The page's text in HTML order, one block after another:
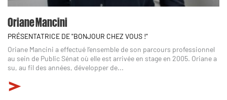
Oriane Mancini
PRÉSENTATRICE DE "BONJOUR CHEZ VOUS !"
Oriane Mancini a effectué l’ensemble de son parcours professionnel
au sein de Public Sénat où elle est arrivée en stage en 2005. Oriane a
su, au fil des années, développer de...